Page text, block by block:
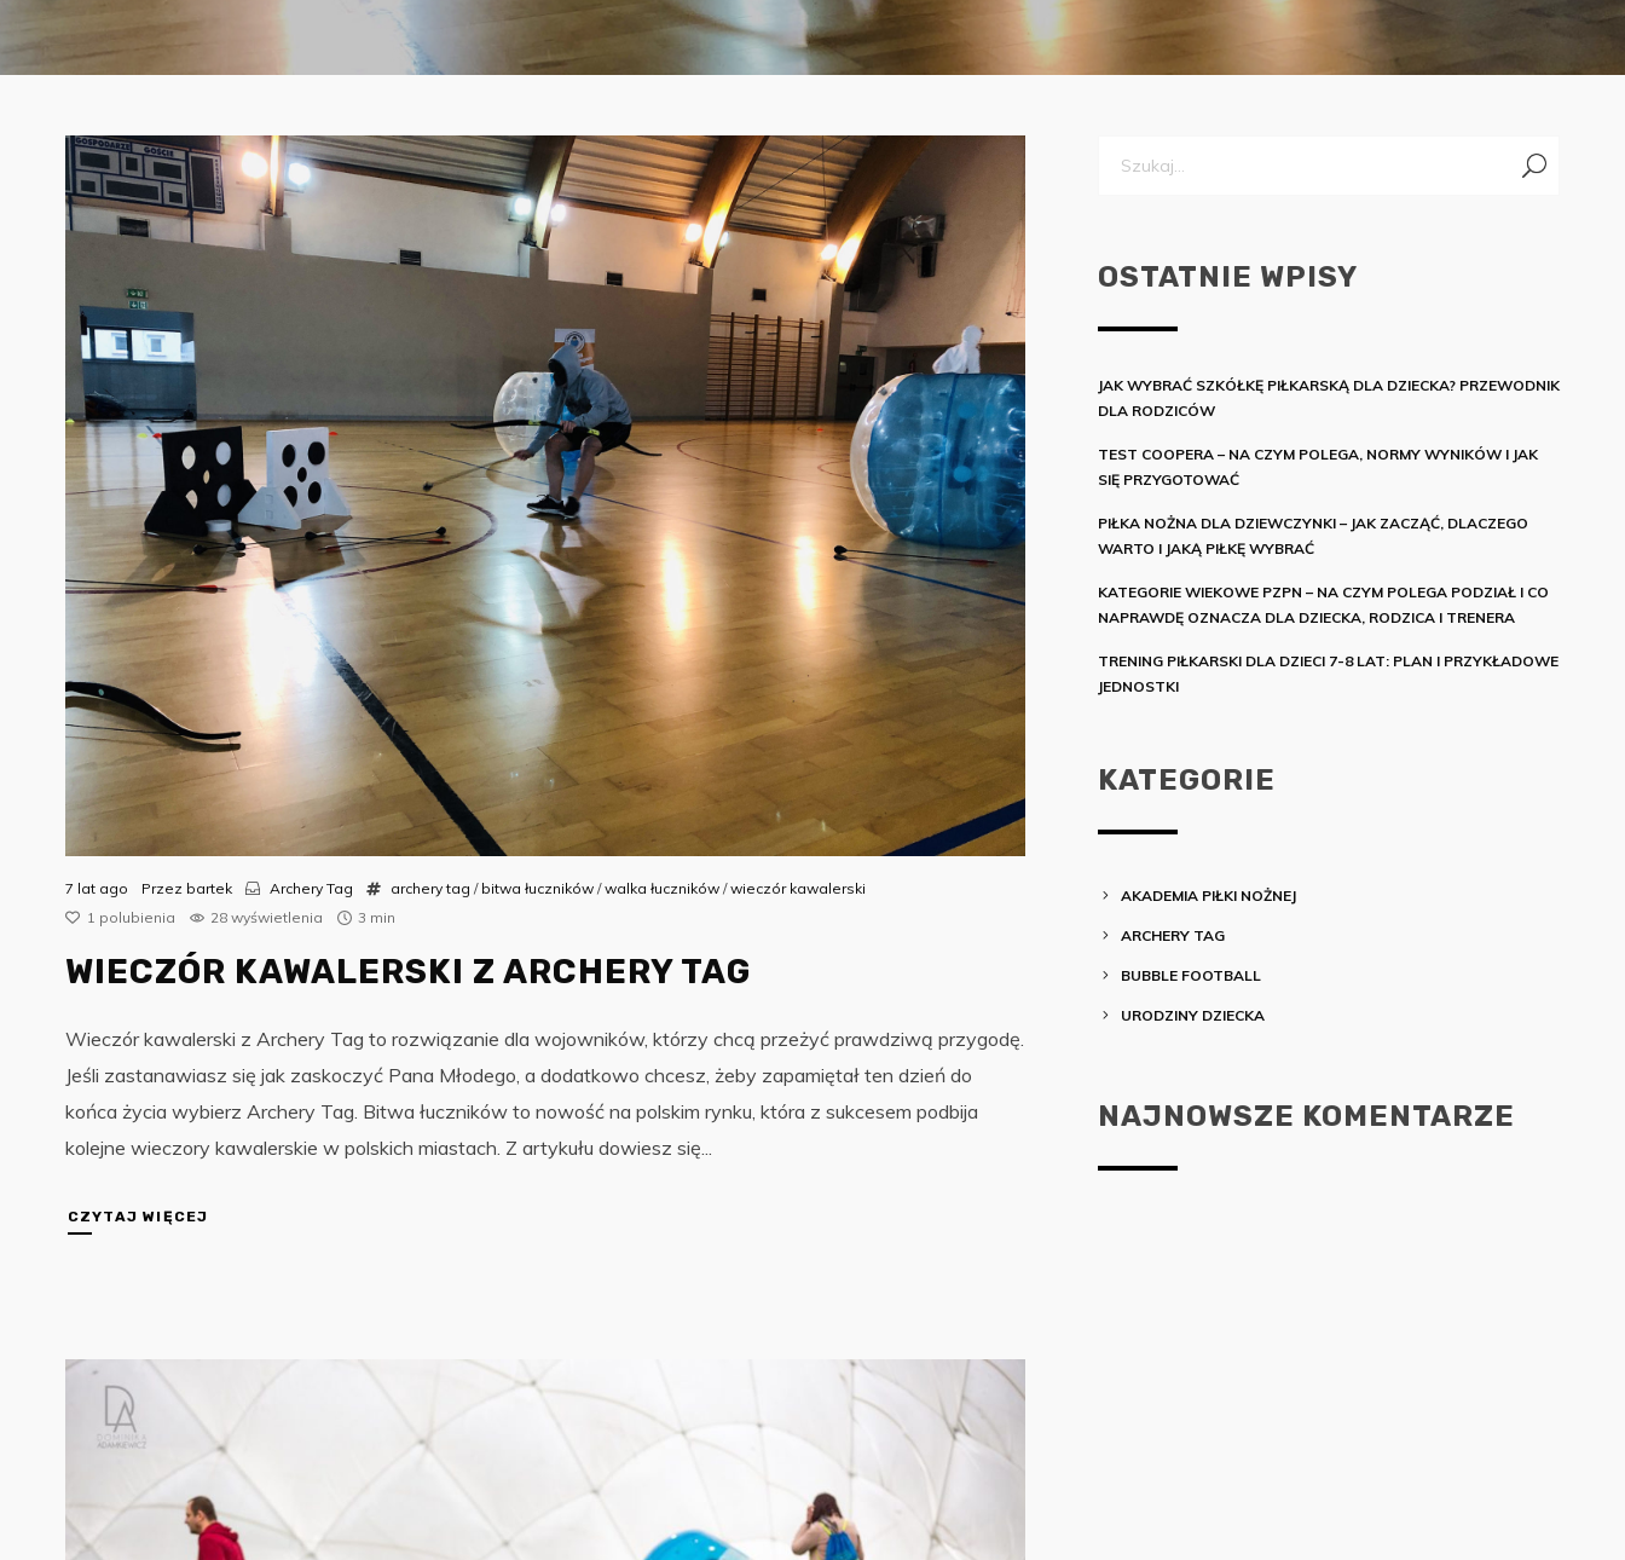
7 lat ago Przez bartek Archery Tag archery tag / bitwa łuczników/walka łuczników/wieczór kawalerski
1 polubienia 28 wyświetlenia 3 min
WIECZÓR KAWALERSKI Z ARCHERY TAG
Wieczór kawalerski z Archery Tag to rozwiązanie dla wojowników, którzy chcą przeżyć prawdziwą przygodę.
Jeśli zastanawiasz się jak zaskoczyć Pana Młodego, a dodatkowo chcesz, żeby zapamiętał ten dzień do
końca życia wybierz Archery Tag. Bitwa łuczników to nowość na polskim rynku, która z sukcesem podbija
kolejne wieczory kawalerskie w polskich miastach. Z artykułu dowiesz się...
CZYTAJ WIĘCEJ
OSTATNIE WPISY
JAK WYBRAĆ SZKÓŁKĘ PIŁKARSKĄ DLA DZIECKA? PRZEWODNIK
DLA RODZICÓW
TEST COOPERA – NA CZYM POLEGA, NORMY WYNIKÓW I JAK
SIĘ PRZYGOTOWAĆ
PIŁKA NOŻNA DLA DZIEWCZYNKI – JAK ZACZĄĆ, DLACZEGO
WARTO I JAKĄ PIŁKĘ WYBRAĆ
KATEGORIE WIEKOWE PZPN – NA CZYM POLEGA PODZIAŁ I CO
NAPRAWDĘ OZNACZA DLA DZIECKA, RODZICA I TRENERA
TRENING PIŁKARSKI DLA DZIECI 7-8 LAT: PLAN I PRZYKŁADOWE
JEDNOSTKI
KATEGORIE
AKADEMIA PIŁKI NOŻNEJ
ARCHERY TAG
BUBBLE FOOTBALL
URODZINY DZIECKA
NAJNOWSZE KOMENTARZE